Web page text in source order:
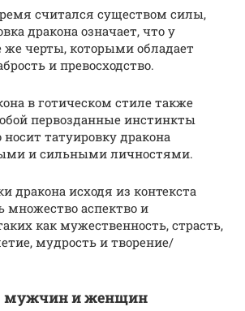
считался существом силы,
дракона означает, что у
же черты, которыми обладает
и превосходство.
в готическом стиле также
первозданные инстинкты
носит татуировку дракона
и сильными личностями.
дракона исходя из контекста
множество аспектво и
как мужественность, страсть,
мудрость и творение/
мужчин и женщин